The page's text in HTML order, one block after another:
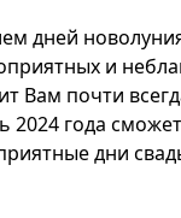
дней
и
Вам почти
года
дни